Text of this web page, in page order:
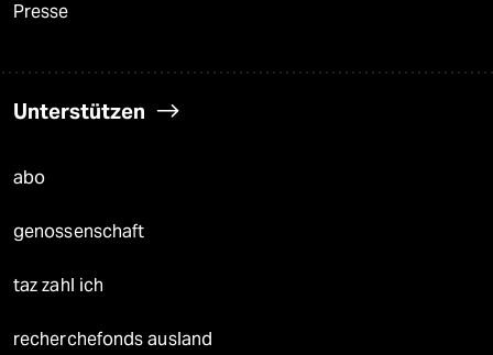
Presse
Unterstützen
abo
genossenschaft
taz zahl ich
recherchefonds ausland